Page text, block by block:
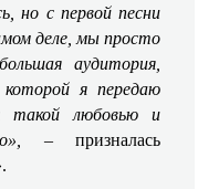
но с первой песни
деле, мы просто
аудитория,
которой я передаю
такой любовью и
– призналась